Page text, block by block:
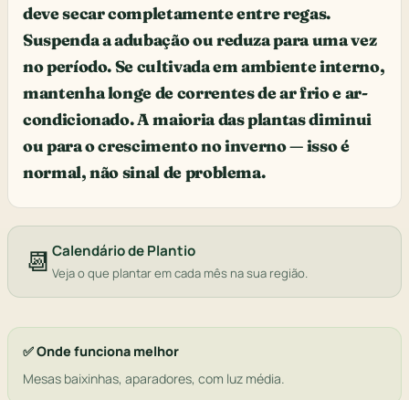
deve secar completamente entre regas.
Suspenda a adubação ou reduza para uma vez
no período. Se cultivada em ambiente interno,
mantenha longe de correntes de ar frio e ar-
condicionado. A maioria das plantas diminui
ou para o crescimento no inverno — isso é
normal, não sinal de problema.
📆Calendário de Plantio
Veja o que plantar em cada mês na sua região.
✅ Onde funciona melhor
Mesas baixinhas, aparadores, com luz média.